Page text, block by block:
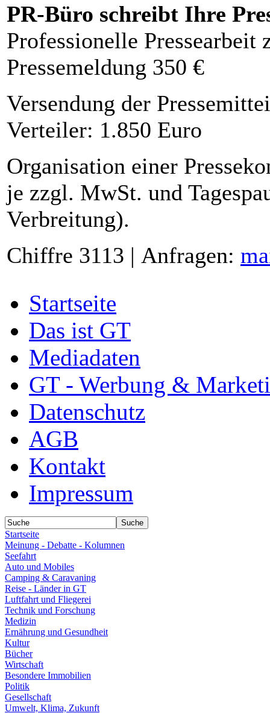
PR-Büro schreibt Ihre
Professionelle Pressearbeit
Pressemeldung 350 €
Versendung der
Verteiler: 1.850 Euro
Organisation einer
je zzgl. MwSt. und
Verbreitung).
Chiffre 3113 | Anfragen:
Startseite
Das ist GT
Mediadaten
GT - Werbung &
Datenschutz
AGB
Kontakt
Impressum
Startseite
Meinung - Debatte - Kolumnen
Seefahrt
Auto und Mobiles
Camping & Caravaning
Reise - Länder in GT
Luftfahrt und Fliegerei
Technik und Forschung
Medizin
Ernährung und Gesundheit
Kultur
Bücher
Wirtschaft
Besondere Immobilien
Politik
Gesellschaft
Umwelt, Klima, Zukunft